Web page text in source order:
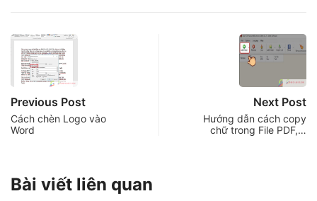
Previous Post
Cách chèn Logo vào
Word
Next Post
Hướng dẫn cách copy
chữ trong File PDF,…
Bài viết liên quan